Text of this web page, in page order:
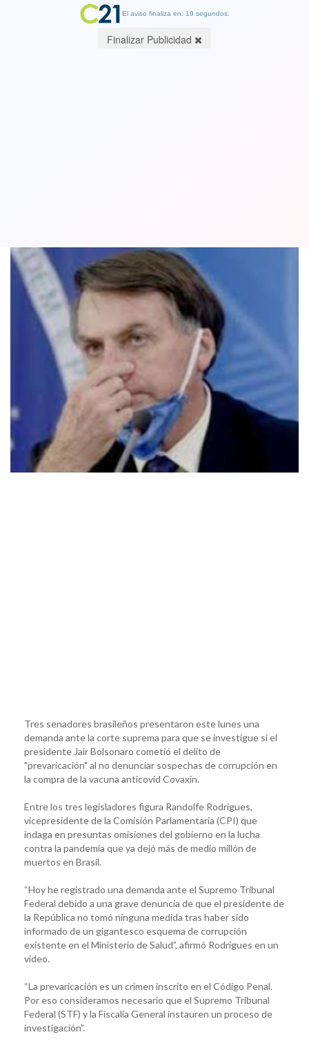
Tres senadores brasileños presentaron este lunes una
demanda ante la corte suprema para que se investigue si el
presidente Jair Bolsonaro cometió el delito de
"prevaricación" al no denunciar sospechas de corrupción en
la compra de la vacuna anticovid Covaxin.
Entre los tres legisladores figura Randolfe Rodrigues,
vicepresidente de la Comisión Parlamentaria (CPI) que
indaga en presuntas omisiones del gobierno en la lucha
contra la pandemia que ya dejó más de medio millón de
muertos en Brasil.
“Hoy he registrado una demanda ante el Supremo Tribunal
Federal debido a una grave denuncia de que el presidente de
la República no tomó ninguna medida tras haber sido
informado de un gigantesco esquema de corrupción
existente en el Ministerio de Salud”, afirmó Rodrigues en un
video.
“La prevaricación es un crimen inscrito en el Código Penal.
Por eso consideramos necesario que el Supremo Tribunal
Federal (STF) y la Fiscalía General instauren un proceso de
investigación”.
El aviso finaliza en: 19 segundos.
Finalizar Publicidad